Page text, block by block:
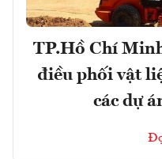
TP.Hồ Chí
điều phối vật
các dự